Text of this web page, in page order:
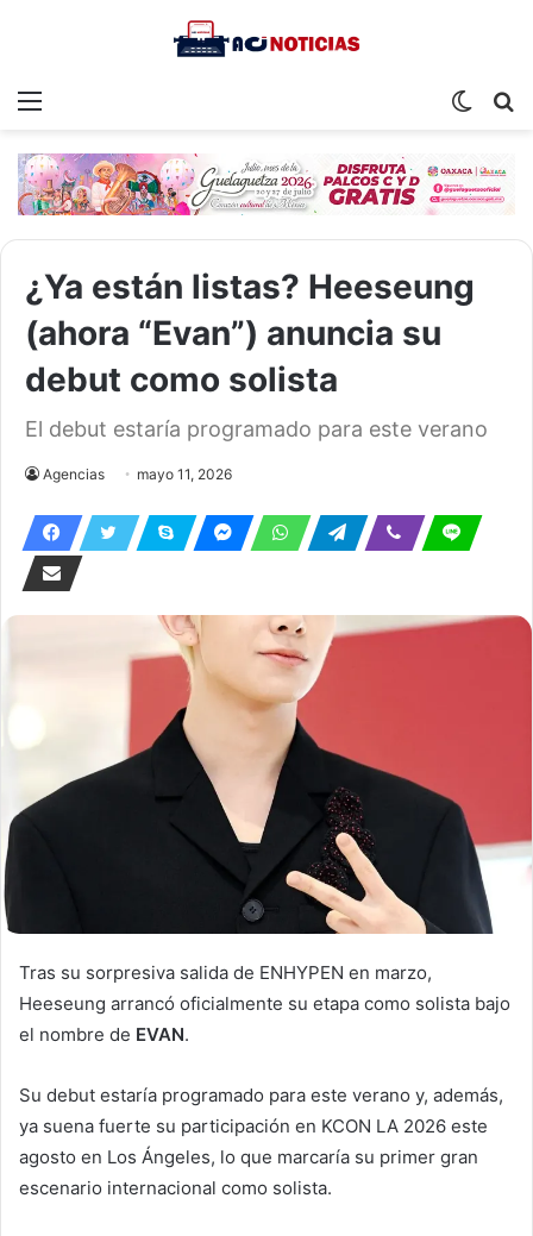
Menu
Switch
¿Ya están listas? Heeseung
(ahora “Evan”) anuncia su
debut como solista
El debut estaría programado para este verano
Agencias mayo 11, 2026
Tras su sorpresiva salida de ENHYPEN en marzo,
Heeseung arrancó oficialmente su etapa como solista bajo
el nombre de EVAN.
Su debut estaría programado para este verano y, además,
ya suena fuerte su participación en KCON LA 2026 este
agosto en Los Ángeles, lo que marcaría su primer gran
escenario internacional como solista.